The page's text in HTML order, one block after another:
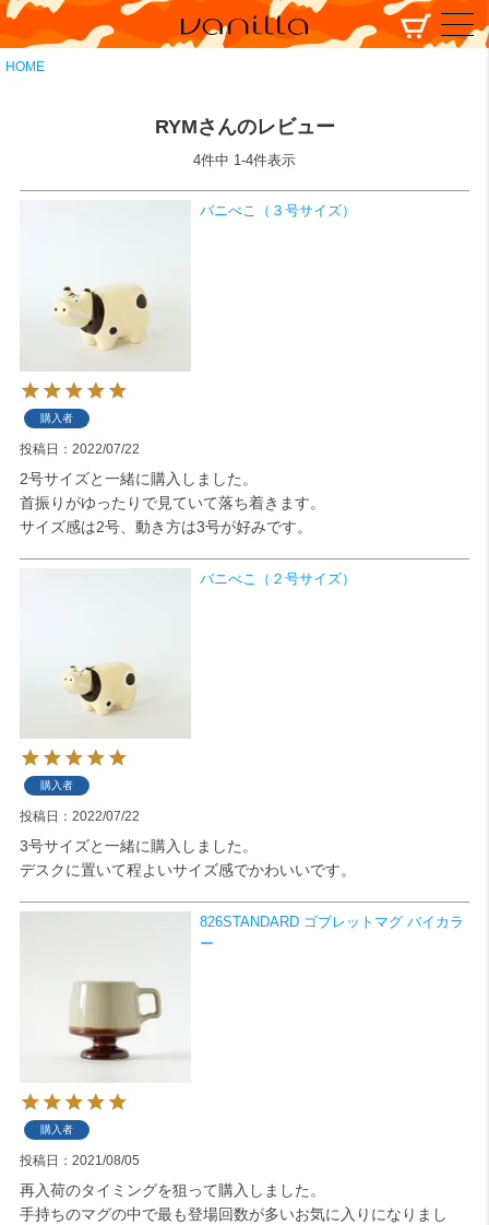
HOME
RYMさんのレビュー
4件中 1-4件表示
バニべこ（３号サイズ）
購入者
投稿日 2022/07/22
2号サイズと一緒に購入しました。
首振りがゆったりで見ていて落ち着きます。
サイズ感は2号、動き方は3号が好みです。
バニべこ（２号サイズ）
購入者
投稿日 2022/07/22
3号サイズと一緒に購入しました。
デスクに置いて程よいサイズ感でかわいいです。
826STANDARD ゴブレットマグ バイカラ
ー
購入者
投稿日 2021/08/05
再入荷のタイミングを狙って購入しました。
手持ちのマグの中で最も登場回数が多いお気に入りになりまし